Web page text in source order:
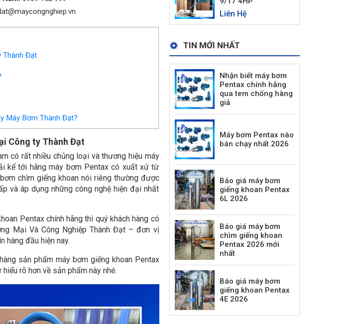
Thành Đạt
Máy Bơm Thành Đạt?
Công ty Thành Đạt
có rất nhiều chủng loại và thương hiệu máy
kể tới hãng máy bơm Pentax có xuất xứ từ
chìm giếng khoan nói riêng thường được
và áp dụng những công nghệ hiện đại nhất
Pentax chính hãng thì quý khách hàng có
Mại Và Công Nghiệp Thành Đạt – đơn vị
hàng đầu hiện nay.
sản phẩm máy bơm giếng khoan Pentax
rõ hơn về sản phẩm này nhé.
Liên Hệ
TIN MỚI NHẤT
Nhận biết máy bơm
Pentax chính hãng
qua tem chống hàng
giả
Máy bơm Pentax nào
bán chạy nhất 2026
Báo giá máy bơm
giếng khoan Pentax
6L 2026
Báo giá máy bơm
chìm giếng khoan
Pentax 2026 mới
nhất
Báo giá máy bơm
giếng khoan Pentax
4E 2026